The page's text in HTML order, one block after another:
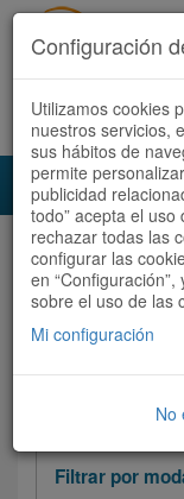
Acceder
Audioruta Todas las
Todas las
Filtrar las rutas
Filtrar por
Configuración
Utilizamos cookies
nuestros servicios,
sus hábitos de
permite
publicidad
todo” acepta el
rechazar todas las
configurar las
en
sobre el uso de las
Mi configuración
No